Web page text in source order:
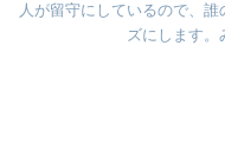
人が留守にしているので、
ズにします。